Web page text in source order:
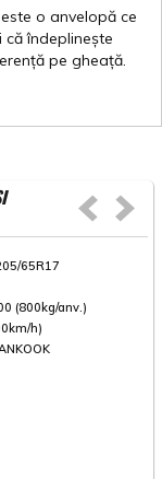
este o anvelopă ce
că îndeplinește
pe gheață.
65R17
(800kg/anv.)
h)